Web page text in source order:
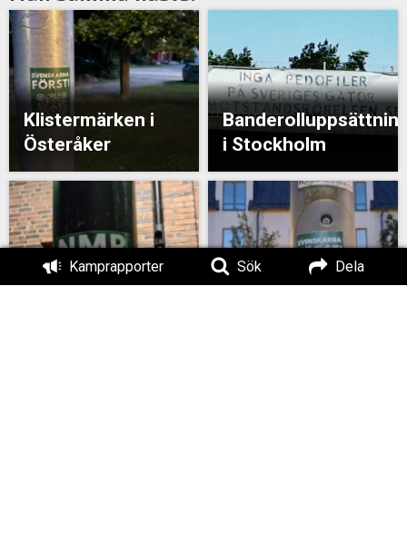
Kamprapporter Sök Dela
Klistermärken i
Österåker
i Stockholm
KlistermärkeuppsättningKlibbning i södra